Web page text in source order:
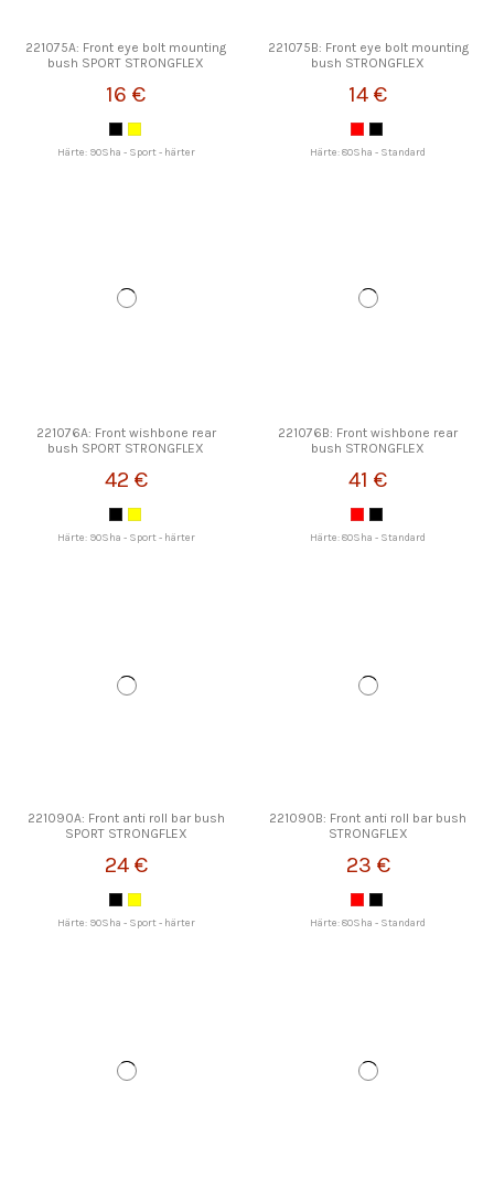
221075A: Front eye bolt mounting
bush SPORT STRONGFLEX
16 €
Härte: 90Sha - Sport - härter
221075B: Front eye bolt mounting
bush STRONGFLEX
14 €
Härte: 80Sha - Standard
221076A: Front wishbone rear
bush SPORT STRONGFLEX
42 €
Härte: 90Sha - Sport - härter
221076B: Front wishbone rear
bush STRONGFLEX
41 €
Härte: 80Sha - Standard
221090A: Front anti roll bar bush
SPORT STRONGFLEX
24 €
Härte: 90Sha - Sport - härter
221090B: Front anti roll bar bush
STRONGFLEX
23 €
Härte: 80Sha - Standard